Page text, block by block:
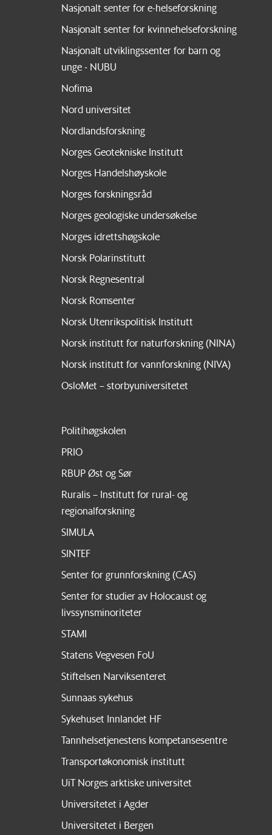
Nasjonalt senter for e-helseforskning
Nasjonalt senter for kvinnehelseforskning
Nasjonalt utviklingssenter for barn og
unge - NUBU
Nofima
Nord universitet
Nordlandsforskning
Norges Geotekniske Institutt
Norges Handelshøyskole
Norges forskningsråd
Norges geologiske undersøkelse
Norges idrettshøgskole
Norsk Polarinstitutt
Norsk Regnesentral
Norsk Romsenter
Norsk Utenrikspolitisk Institutt
Norsk institutt for naturforskning (NINA)
Norsk institutt for vannforskning (NIVA)
OsloMet – storbyuniversitetet
Politihøgskolen
PRIO
RBUP Øst og Sør
Ruralis – Institutt for rural- og
regionalforskning
SIMULA
SINTEF
Senter for grunnforskning (CAS)
Senter for studier av Holocaust og
livssynsminoriteter
STAMI
Statens Vegvesen FoU
Stiftelsen Narviksenteret
Sunnaas sykehus
Sykehuset Innlandet HF
Tannhelsetjenestens kompetansesentre
Transportøkonomisk institutt
UiT Norges arktiske universitet
Universitetet i Agder
Universitetet i Bergen